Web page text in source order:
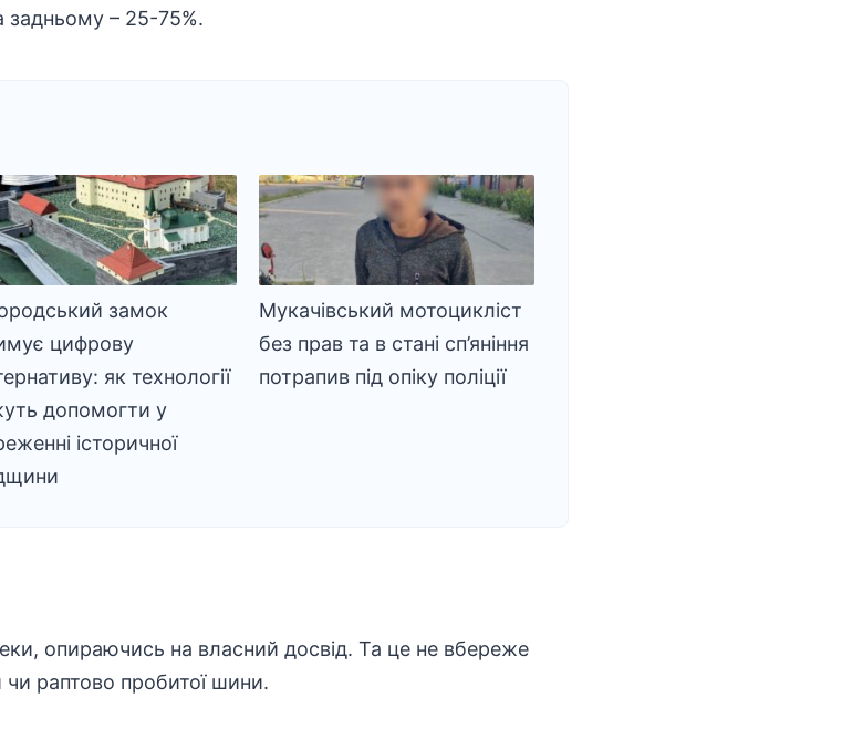
задньому – 25-75%.
замок
цифрову
як технології
допомогти у
історичної
Мукачівський мотоцикліст
без прав та в стані сп’яніння
потрапив під опіку поліції
опираючись на власний досвід. Та це не вбереже
чи раптово пробитої шини.